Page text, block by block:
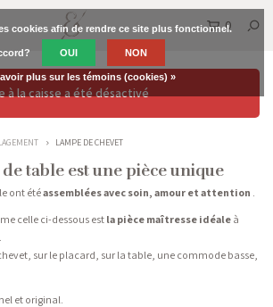
0
à la caisse a été désactivé
LAMPE DE CHEVET
table est une pièce unique
ont étéassemblées avec soin, amour et attention .
celle ci-dessous est la pièce maîtresse idéale à
sur le placard, sur la table, une commode basse,
et original.
cookies afin de rendre ce site plus fonctionnel.
OUI NON
plus sur les témoins (cookies) »